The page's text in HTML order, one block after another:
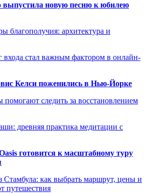
выпустила новую песню к юбилею
благополучия: архитектура и
стал важным фактором в онлайн-
Келси поженились в Нью-Йорке
следить за восстановлением
древняя практика медитации с
готовится к масштабному туру
Стамбула: как выбрать маршрут, цены и
путешествия